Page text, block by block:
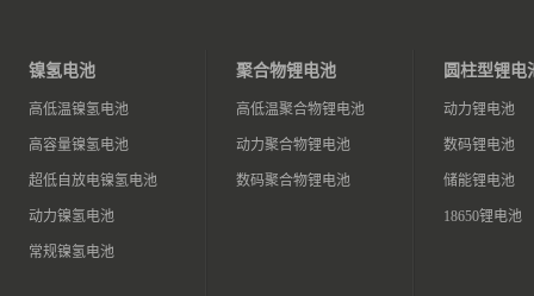
镍氢电池
高低温镍氢电池
高容量镍氢电池
超低自放电镍氢电池
动力镍氢电池
常规镍氢电池
聚合物锂电池
高低温聚合物锂电池
动力聚合物锂电池
数码聚合物锂电池
圆柱型锂电
动力锂电池
数码锂电池
储能锂电池
18650锂电池